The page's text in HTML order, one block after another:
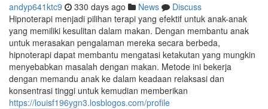
andyp641ktc9 330 days ago News
Discuss
Hipnoterapi menjadi pilihan terapi yang efektif untuk anak-anak
yang memiliki kesulitan dalam makan. Dengan membantu anak
untuk merasakan pengalaman mereka secara berbeda,
hipnoterapi dapat membantu mengatasi ketakutan yang mungkin
menyebabkan masalah dengan makan. Metode ini bekerja
dengan memandu anak ke dalam keadaan relaksasi dan
konsentrasi tinggi untuk kemudian memberikan
https://louisf196ygn3.losblogos.com/profile